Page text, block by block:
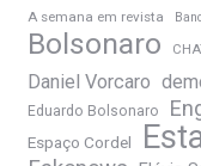
A semana em revista
Bolsonaro
Daniel Vorcaro
Eduardo Bolsonaro
Espaço Cordel